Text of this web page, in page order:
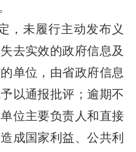
未履行主动发布义
去实效的政府信息及
单位，由省政府信息
以通报批评；逾期不
位主要负责人和直接
成国家利益、公共利